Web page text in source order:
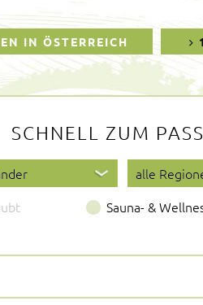
IN ÖSTERREICH
SCHNELL ZUM
Sauna- &